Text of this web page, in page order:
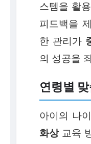
스템을 활
피드백을
한 관리가
의 성공을
연령별
아이의 나
화상교육